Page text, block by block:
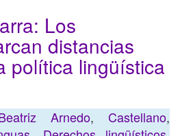
Los
distancias
política lingüística
Arnedo, Castellano,